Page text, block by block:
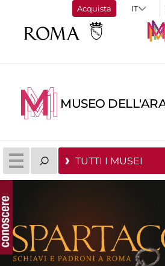
Acquista
MUSEO
TUTTI I MUSEI